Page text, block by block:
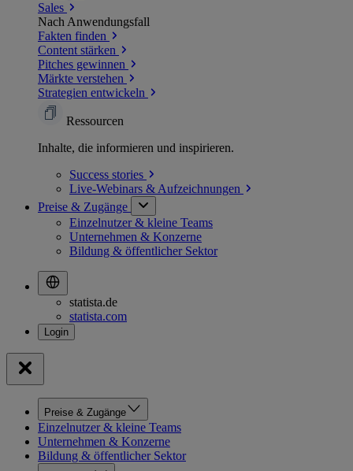
Sales
Nach Anwendungsfall
Fakten finden
Content stärken
Pitches gewinnen
Märkte verstehen
Strategien entwickeln
Ressourcen
Inhalte, die informieren und inspirieren.
Success stories
Live-Webinars & Aufzeichnungen
Preise & Zugänge
Einzelnutzer & kleine Teams
Unternehmen & Konzerne
Bildung & öffentlicher Sektor
statista.de
statista.com
Preise & Zugänge
Einzelnutzer & kleine Teams
Unternehmen & Konzerne
Bildung & öffentlicher Sektor